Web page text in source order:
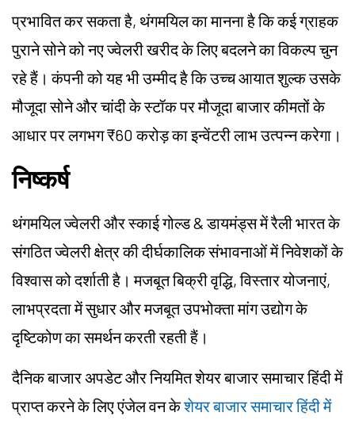
प्रभावित कर सकता है, थंगमयिल का मानना है कि कई ग्राहक
पुराने सोने को नए ज्वेलरी खरीद के लिए बदलने का विकल्प चुन
रहे हैं। कंपनी को यह भी उम्मीद है कि उच्च आयात शुल्क उसके
मौजूदा सोने और चांदी के स्टॉक पर मौजूदा बाजार कीमतों के
आधार पर लगभग ₹60 करोड़ का इन्वेंटरी लाभ उत्पन्न करेगा।
निष्कर्ष
थंगमयिल ज्वेलरी और स्काई गोल्ड & डायमंड्स में रैली भारत के
संगठित ज्वेलरी क्षेत्र की दीर्घकालिक संभावनाओं में निवेशकों के
विश्वास को दर्शाती है। मजबूत बिक्री वृद्धि, विस्तार योजनाएं,
लाभप्रदता में सुधार और मजबूत उपभोक्ता मांग उद्योग के
दृष्टिकोण का समर्थन करती रहती हैं।
दैनिक बाजार अपडेट और नियमित शेयर बाजार समाचार हिंदी में
प्राप्त करने के लिए एंजेल वन केशेयर बाजार समाचार हिंदी में